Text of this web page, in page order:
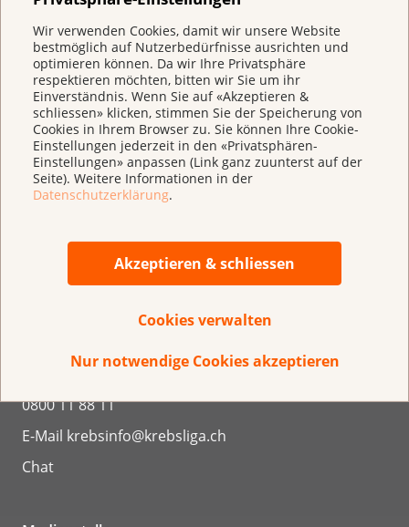
Wir verwenden Cookies, damit wir unsere Website
bestmöglich auf Nutzerbedürfnisse ausrichten und
optimieren können. Da wir Ihre Privatsphäre
respektieren möchten, bitten wir Sie um ihr
Einverständnis. Wenn Sie auf «Akzeptieren &
schliessen» klicken, stimmen Sie der Speicherung von
Cookies in Ihrem Browser zu. Sie können Ihre Cookie-
Einstellungen jederzeit in den «Privatsphären-
Einstellungen» anpassen (Link ganz zuunterst auf der
Seite). Weitere Informationen in der
Datenschutzerklärung.
Akzeptieren & schliessen
Cookies verwalten
Nur notwendige Cookies akzeptieren
IBAN CH 95 0900 0000 3000 4843 9
Krebsliga Schweiz
Effingerstrasse 40
3001 Bern
031 389 91 00
Regionale Krebsligen
0800 11 88 11
E-Mail krebsinfo@krebsliga.ch
Chat